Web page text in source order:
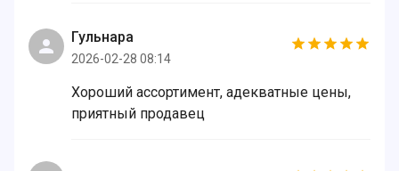
Гульнара
2026-02-28 08:14
Хороший ассортимент, адекватные цены,
приятный продавец